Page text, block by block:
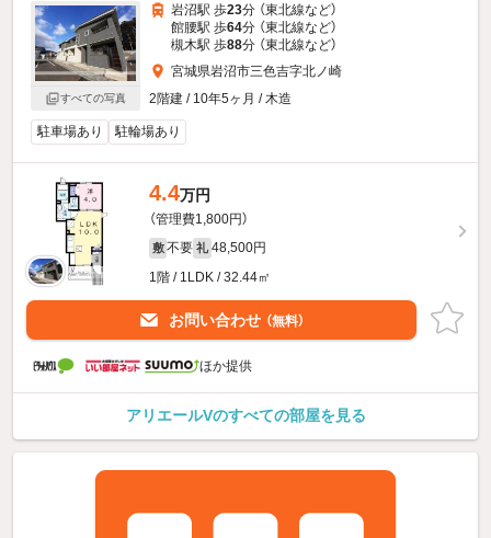
すべての写真
岩沼駅 歩23分 （東北線など）
館腰駅 歩64分 （東北線など）
槻木駅 歩88分 （東北線など）
宮城県岩沼市三色吉字北ノ崎
2階建 / 10年5ヶ月 / 木造
駐車場あり 駐輪場あり
4.4万円
（管理費1,800円）
敷 不要 礼 48,500円
1階 / 1LDK / 32.44㎡
お問い合わせ （無料）
ほか提供
アリエールVのすべての部屋を見る